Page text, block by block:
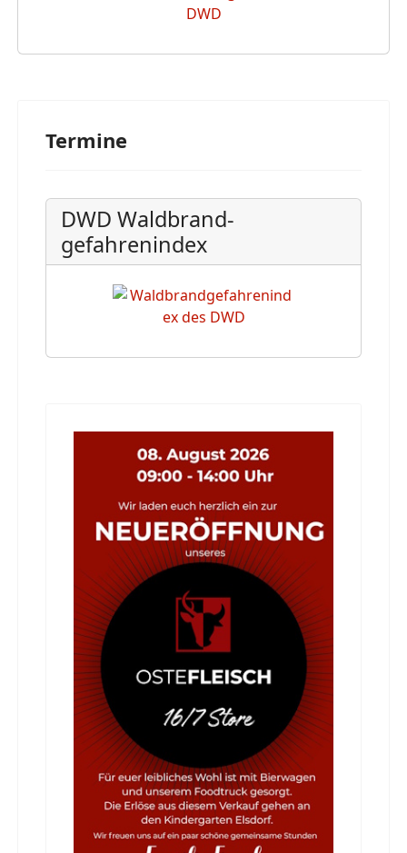
Termine
DWD Waldbrand-
gefahrenindex